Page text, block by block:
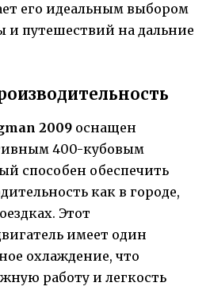
его идеальным выбором
и путешествий на дальние
2009 оснащен
400-кубовым
способен обеспечить
как в городе,
Этот
имеет один
охлаждение, что
работу и легкость